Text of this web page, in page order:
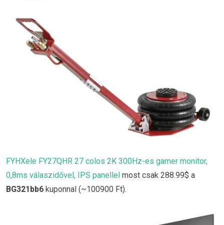
FYHXele FY27QHR 27 colos 2K 300Hz-es gamer monitor,
0,8ms válaszidővel, IPS panellel most csak 288.99$ a
BG321bb6 kuponnal (~100900 Ft).